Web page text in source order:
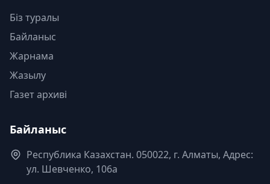
Біз туралы
Байланыс
Жарнама
Жазылу
Газет архиві
Байланыс
Республика Казахстан. 050022, г. Алматы, Адрес:
ул. Шевченко, 106а